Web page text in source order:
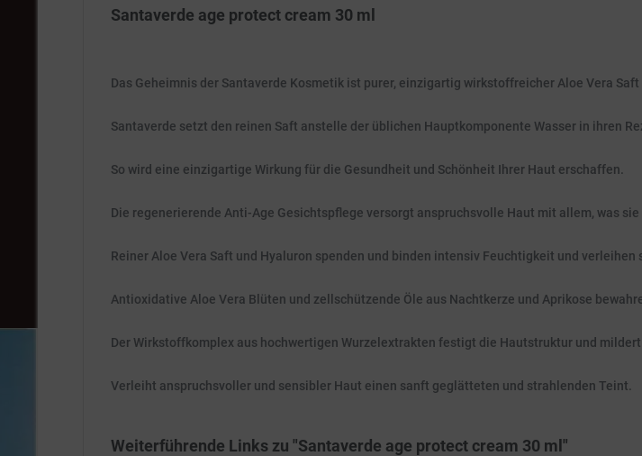
Santaverde age protect cream 30 ml
Das Geheimnis der Santaverde Kosmetik ist purer, einzigartig wirkstoffreicher Aloe Vera
Santaverde setzt den reinen Saft anstelle der üblichen Hauptkomponente Wasser in ihren
So wird eine einzigartige Wirkung für die Gesundheit und Schönheit Ihrer Haut erschaffen.
Die regenerierende Anti-Age Gesichtspflege versorgt anspruchsvolle Haut mit allem, was
Reiner Aloe Vera Saft und Hyaluron spenden und binden intensiv Feuchtigkeit und
Antioxidative Aloe Vera Blüten und zellschützende Öle aus Nachtkerze und Aprikose
Der Wirkstoffkomplex aus hochwertigen Wurzelextrakten festigt die Hautstruktur und
Verleiht anspruchsvoller und sensibler Haut einen sanft geglätteten und strahlenden Teint.
Weiterführende Links zu "Santaverde age protect cream 30 ml"